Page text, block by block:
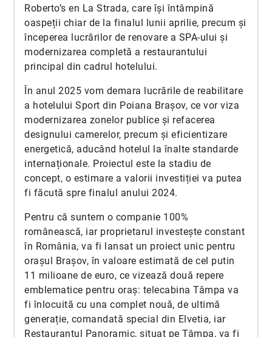
Roberto’s en La Strada, care își întâmpină
oaspeții chiar de la finalul lunii aprilie, precum și
începerea lucrărilor de renovare a SPA-ului și
modernizarea completă a restaurantului
principal din cadrul hotelului.
În anul 2025 vom demara lucrările de reabilitare
a hotelului Sport din Poiana Brașov, ce vor viza
modernizarea zonelor publice și refacerea
designului camerelor, precum și eficientizare
energetică, aducând hotelul la înalte standarde
internaționale. Proiectul este la stadiu de
concept, o estimare a valorii investiției va putea
fi făcută spre finalul anului 2024.
Pentru că suntem o companie 100%
românească, iar proprietarul investește constant
în România, va fi lansat un proiect unic pentru
orașul Brașov, în valoare estimată de cel putin
11 milioane de euro, ce vizează două repere
emblematice pentru oraș: telecabina Tâmpa va
fi înlocuită cu una complet nouă, de ultimă
generație, comandată special din Elvetia, iar
Restaurantul Panoramic, situat pe Tâmpa, va fi